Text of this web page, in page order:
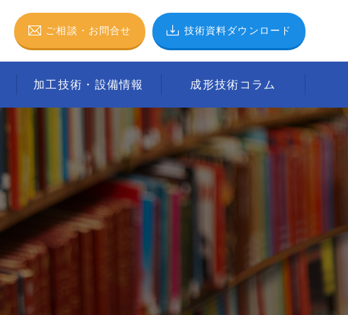
ご相談 ・ お問合せ 技術資料ダウンロード
加工技術・設備情報 成形技術コラム